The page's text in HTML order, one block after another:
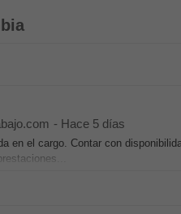
- Hace 5 días
en el cargo. Contar con